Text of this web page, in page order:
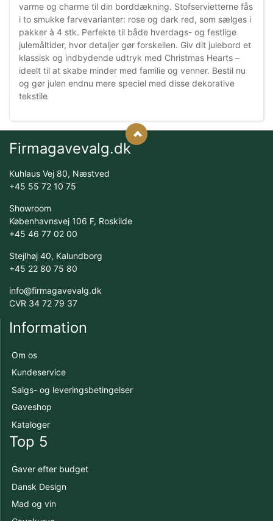
varme og charme til din borddækning. Stofservietterne fås
i to smukke farvevarianter: rose og dark red, som sælges i
pakker à 4 stk. Perfekte til både hverdags- og festlige
julemåltider, hvor detaljer gør forskellen. Giv dit julebord et
klassisk og indbydende udtryk med Christmas Hearts –
ideelt til at skabe minder med familie og venner. Bestil nu
og gør julen endnu mere speciel med disse dekorative
tekstile
Firmagavevalg.dk
Kuhlaus Vej 80, Næstved
+45 55 72 10 75
Showroom
Københavnsvej 106 F, Roskilde
+45 46 77 02 00
Stejlhøj 40, Kalundborg
+45 22 80 75 80
info@firmagavevalg.dk
CVR 34 72 79 37
Information
Om os
Kundeservice
Salgs- og leveringsbetingelser
Gaveshop
Kataloger
Top 5
Gaver efter budget
Dansk Design
Mad og vin